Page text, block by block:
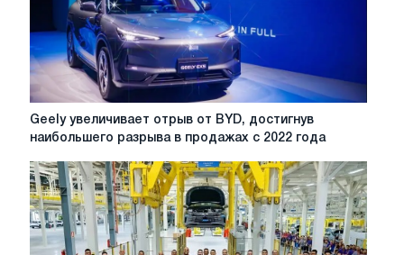
Geely
увеличивает
от
BYD,
достигнув
наибольшего
разрыва
Geely увеличивает отрыв от BYD, достигнув
наибольшего разрыва в продажах с 2022 года